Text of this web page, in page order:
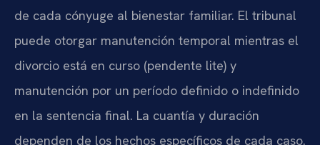
de cada cónyuge al bienestar familiar. El tribunal
puede otorgar manutención temporal mientras el
divorcio está en curso (pendente lite) y
manutención por un período definido o indefinido
en la sentencia final. La cuantía y duración
dependen de los hechos específicos de cada caso.